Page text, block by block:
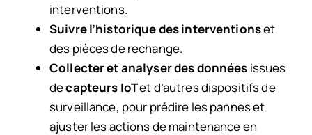
interventions.
Suivre l’historique des interventionset
des pièces de rechange.
Collecter et analyser des données issues
decapteurs IoTet d’autres dispositifs de
surveillance, pour prédire les pannes et
ajuster les actions de maintenance en